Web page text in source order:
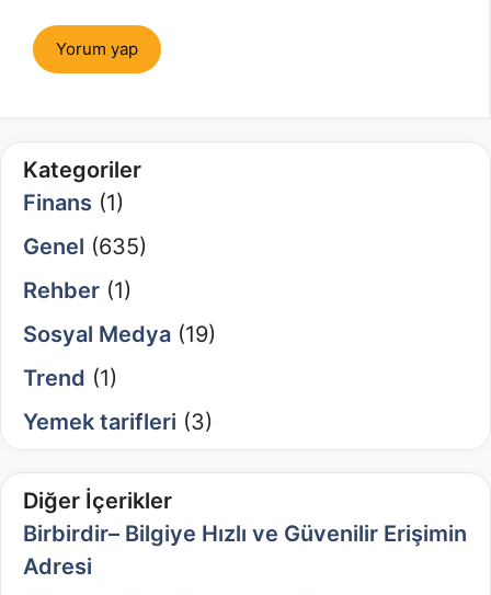
Kategoriler
Finans (1)
Genel (635)
Rehber (1)
Sosyal Medya (19)
Trend (1)
Yemek tarifleri (3)
Diğer İçerikler
Birbirdir– Bilgiye Hızlı ve Güvenilir Erişimin
Adresi